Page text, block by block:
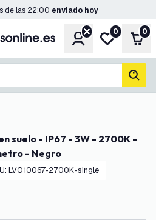
de las 22:00 enviado hoy
CuentaMi lista de
0 0
- Negro
: LVO10067-2700K-single